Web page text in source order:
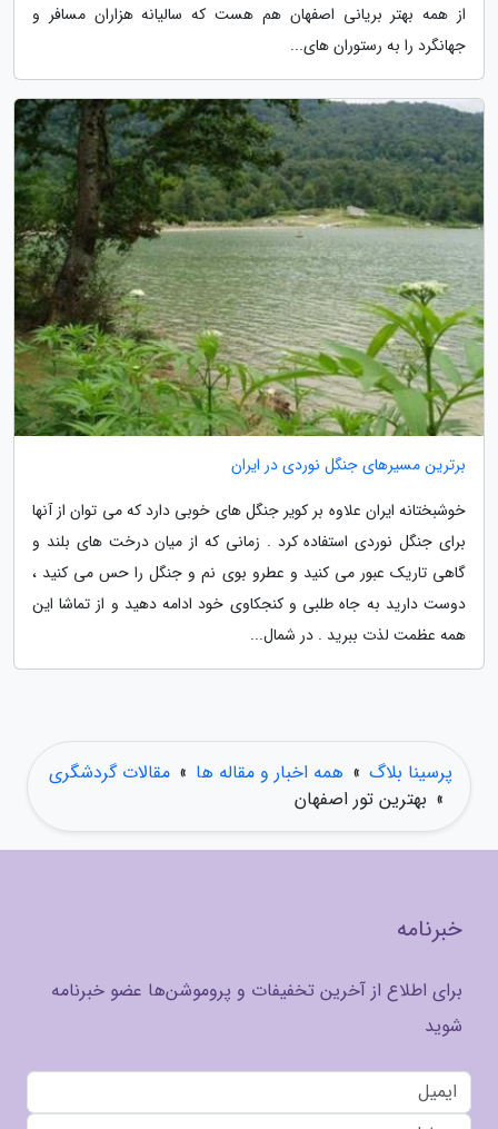
از همه بهتر بریانی اصفهان هم هست که سالیانه هزاران مسافر و
جهانگرد را به رستوران های...
برترین مسیرهای جنگل نوردی در ایران
خوشبختانه ایران علاوه بر کویر جنگل های خوبی دارد که می توان از آنها
برای جنگل نوردی استفاده کرد . زمانی که از میان درخت های بلند و
گاهی تاریک عبور می کنید و عطرو بوی نم و جنگل را حس می کنید ،
دوست دارید به جاه طلبی و کنجکاوی خود ادامه دهید و از تماشا این
همه عظمت لذت ببرید . در شمال...
پرسینا بلاگ » همه اخبار و مقاله ها » مقالات گردشگری
» بهترین تور اصفهان
خبرنامه
برای اطلاع از آخرین تخفیفات و پروموشن‌ها عضو خبرنامه
شوید